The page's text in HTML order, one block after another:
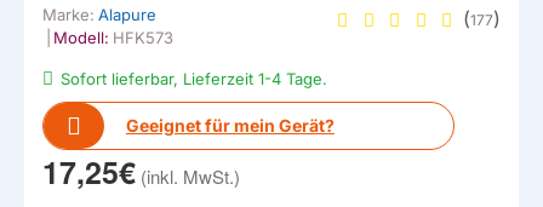
Sofort lieferbar, Lieferzeit 1-4 Tage.
Geeignet für mein Gerät?
Marke: Alapure
Modell: HFK573
(177)
17,25€